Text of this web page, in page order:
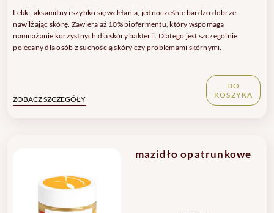
Lekki, aksamitny i szybko się wchłania, jednocześnie bardzo dobrze
nawilżając skórę. Zawiera aż 10% biofermentu, który wspomaga
namnażanie korzystnych dla skóry bakterii. Dlatego jest szczególnie
polecany dla osób z suchością skóry czy problemami skórnymi.
ZOBACZ SZCZEGÓŁY
DO
KOSZYKA
mazidło opatrunkowe